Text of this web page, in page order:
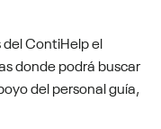
ContiHelp el
donde podrá buscar
del personal guía,